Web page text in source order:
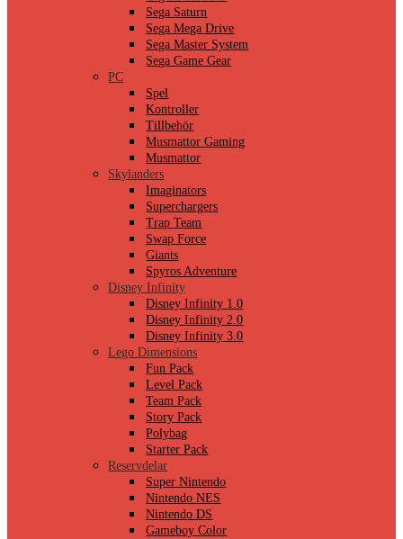
Sega Saturn
Sega Mega Drive
Sega Master System
Sega Game Gear
PC
Spel
Kontroller
Tillbehör
Musmattor Gaming
Musmattor
Skylanders
Imaginators
Superchargers
Trap Team
Swap Force
Giants
Spyros Adventure
Disney Infinity
Disney Infinity 1.0
Disney Infinity 2.0
Disney Infinity 3.0
Lego Dimensions
Fun Pack
Level Pack
Team Pack
Story Pack
Polybag
Starter Pack
Reservdelar
Super Nintendo
Nintendo NES
Nintendo DS
Gameboy Color